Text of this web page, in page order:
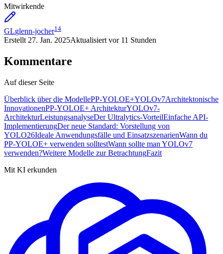
Mitwirkende
GLglenn-jocher14
Erstellt 27. Jan. 2025Aktualisiert vor 11 Stunden
Kommentare
Auf dieser Seite
Überblick über die ModellePP-YOLOE+YOLOv7Architektonische
InnovationenPP-YOLOE+ ArchitekturYOLOv7-
ArchitekturLeistungsanalyseDer Ultralytics-VorteilEinfache API-
ImplementierungDer neue Standard: Vorstellung von
YOLO26Ideale Anwendungsfälle und EinsatzszenarienWann du
PP-YOLOE+ verwenden solltestWann sollte man YOLOv7
verwenden?Weitere Modelle zur BetrachtungFazit
Mit KI erkunden